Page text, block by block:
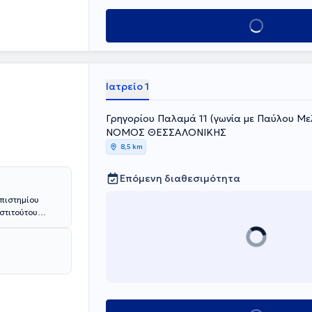
Κλείσε ραντεβού
Klinik
του
Ιατρείο 1
Γρηγορίου Παλαμά 11 (γωνία με Παύλου
ΝΟΜΟΣ ΘΕΣΣΑΛΟΝΙΚΗΣ
8,5 km
Επόμενη διαθεσιμότητα